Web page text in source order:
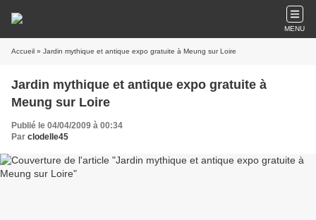
MENU
Accueil » Jardin mythique et antique expo gratuite à Meung sur Loire
Jardin mythique et antique expo gratuite à
Meung sur Loire
Publié le 04/04/2009 à 00:34
Par clodelle45